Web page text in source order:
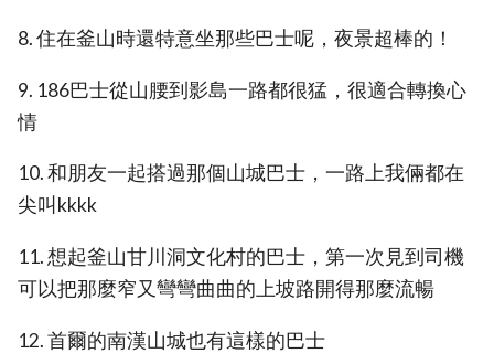
8. 住在釜山時還特意坐那些巴士呢，夜景超棒的！
9. 186巴士從山腰到影島一路都很猛，很適合轉換心
情
10. 和朋友一起搭過那個山城巴士，一路上我倆都在
尖叫kkkk
11. 想起釜山甘川洞文化村的巴士，第一次見到司機
可以把那麼窄又彎彎曲曲的上坡路開得那麼流暢
12. 首爾的南漢山城也有這樣的巴士